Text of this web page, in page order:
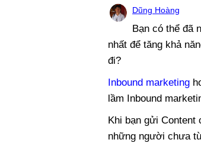
Dũng Hoàng
Bạn có thể đã
nhất để tăng khả
đi?
Inbound marketing
lầm Inbound
Khi bạn gửi
những người chưa